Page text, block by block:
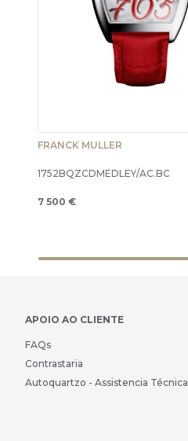
FRANCK MULLER
1752BQZCDMEDLEY/AC.BC
7 500 €
APOIO AO CLIENTE
FAQs
Contrastaria
Autoquartzo - Assistencia Técnica